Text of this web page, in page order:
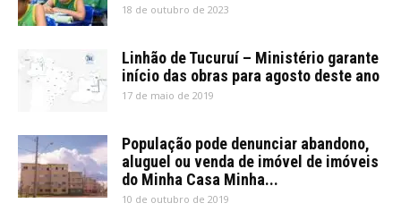
18 de outubro de 2023
Linhão de Tucuruí – Ministério garante
início das obras para agosto deste ano
17 de maio de 2019
População pode denunciar abandono,
aluguel ou venda de imóvel de imóveis
do Minha Casa Minha...
10 de outubro de 2019